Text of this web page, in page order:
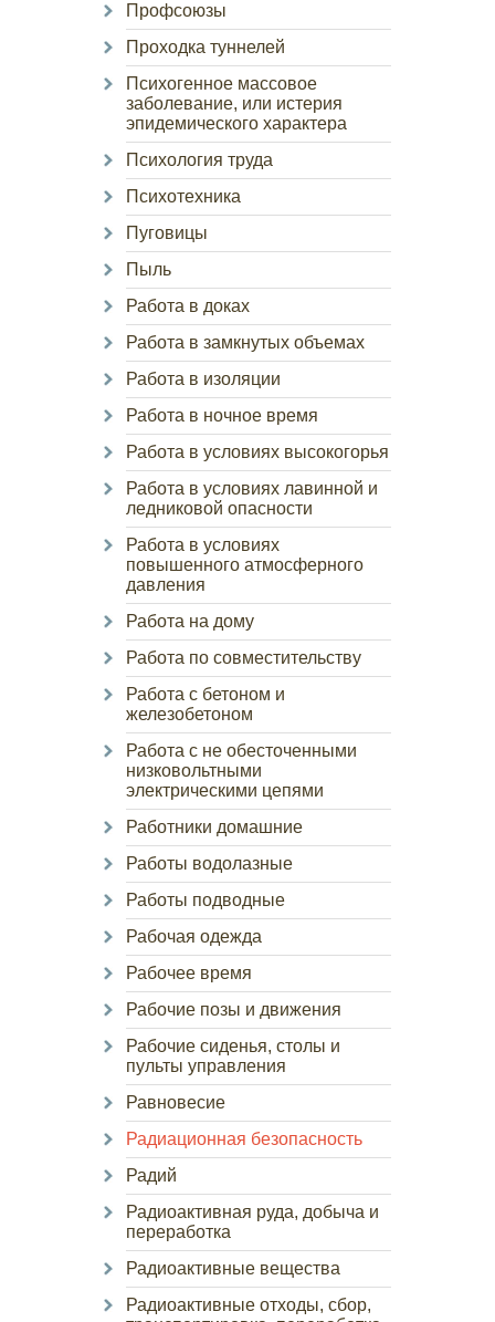
Профсоюзы
Проходка туннелей
Психогенное массовое
заболевание, или истерия
эпидемического характера
Психология труда
Психотехника
Пуговицы
Пыль
Работа в доках
Работа в замкнутых объемах
Работа в изоляции
Работа в ночное время
Работа в условиях высокогорья
Работа в условиях лавинной и
ледниковой опасности
Работа в условиях
повышенного атмосферного
давления
Работа на дому
Работа по совместительству
Работа с бетоном и
железобетоном
Работа с не обесточенными
низковольтными
электрическими цепями
Работники домашние
Работы водолазные
Работы подводные
Рабочая одежда
Рабочее время
Рабочие позы и движения
Рабочие сиденья, столы и
пульты управления
Равновесие
Радиационная безопасность
Радий
Радиоактивная руда, добыча и
переработка
Радиоактивные вещества
Радиоактивные отходы, сбор,